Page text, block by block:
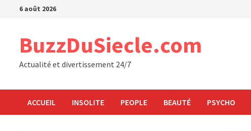
Passer6 août 2026
BuzzDuSiecle.com
Actualité et divertissement 24/7
ACCUEIL INSOLITE PEOPLE BEAUTÉ PSYCHO